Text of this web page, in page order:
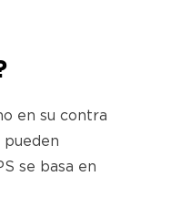
en su contra
se basa en